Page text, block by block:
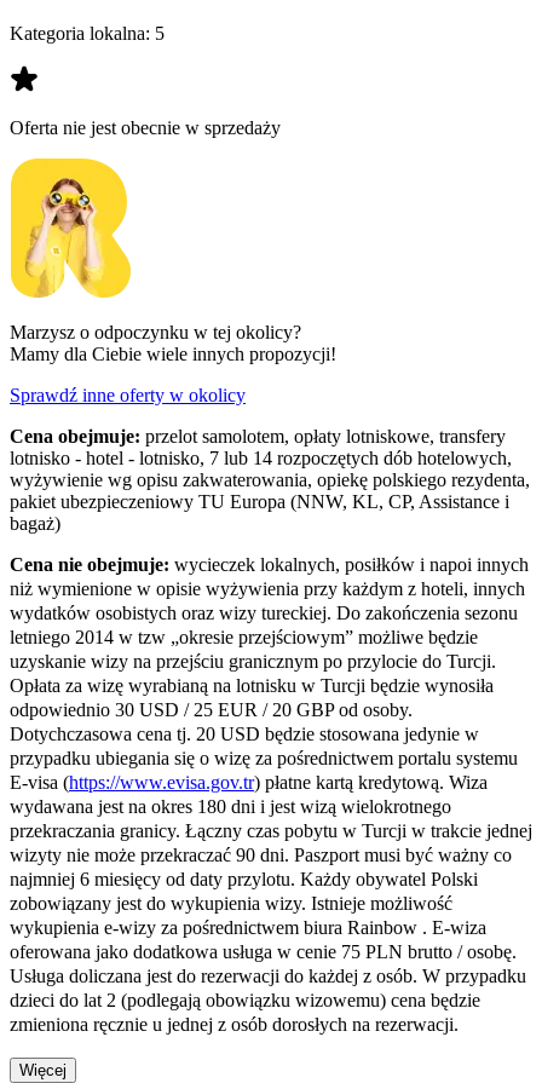
Kategoria lokalna: 5
Oferta nie jest obecnie w sprzedaży
Marzysz o odpoczynku w tej okolicy?
Mamy dla Ciebie wiele innych propozycji!
Sprawdź inne oferty w okolicy
Cena obejmuje: przelot samolotem, opłaty lotniskowe, transfery
lotnisko - hotel - lotnisko, 7 lub 14 rozpoczętych dób hotelowych,
wyżywienie wg opisu zakwaterowania, opiekę polskiego rezydenta,
pakiet ubezpieczeniowy TU Europa (NNW, KL, CP, Assistance i
bagaż)
Cena nie obejmuje: wycieczek lokalnych, posiłków i napoi innych
niż wymienione w opisie wyżywienia przy każdym z hoteli, innych
wydatków osobistych oraz wizy tureckiej. Do zakończenia sezonu
letniego 2014 w tzw „okresie przejściowym” możliwe będzie
uzyskanie wizy na przejściu granicznym po przylocie do Turcji.
Opłata za wizę wyrabianą na lotnisku w Turcji będzie wynosiła
odpowiednio 30 USD / 25 EUR / 20 GBP od osoby.
Dotychczasowa cena tj. 20 USD będzie stosowana jedynie w
przypadku ubiegania się o wizę za pośrednictwem portalu systemu
E-visa (https://www.evisa.gov.tr) płatne kartą kredytową. Wiza
wydawana jest na okres 180 dni i jest wizą wielokrotnego
przekraczania granicy. Łączny czas pobytu w Turcji w trakcie jednej
wizyty nie może przekraczać 90 dni. Paszport musi być ważny co
najmniej 6 miesięcy od daty przylotu. Każdy obywatel Polski
zobowiązany jest do wykupienia wizy. Istnieje możliwość
wykupienia e-wizy za pośrednictwem biura Rainbow . E-wiza
oferowana jako dodatkowa usługa w cenie 75 PLN brutto / osobę.
Usługa doliczana jest do rezerwacji do każdej z osób. W przypadku
dzieci do lat 2 (podlegają obowiązku wizowemu) cena będzie
zmieniona ręcznie u jednej z osób dorosłych na rezerwacji.
Więcej